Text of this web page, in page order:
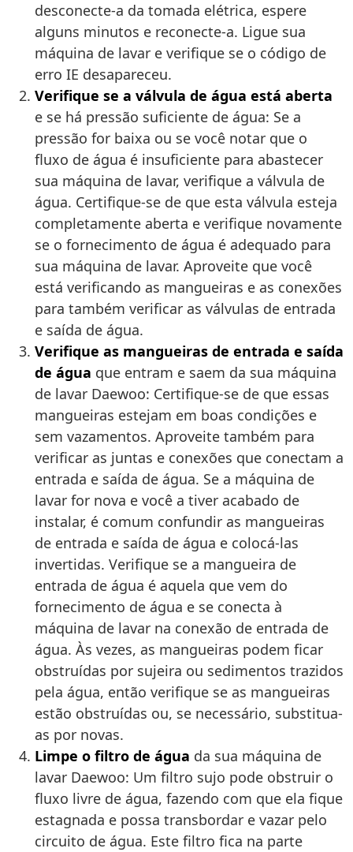
desconecte-a da tomada elétrica, espere
alguns minutos e reconecte-a. Ligue sua
máquina de lavar e verifique se o código de
erro IE desapareceu.
Verifique se a válvula de água está aberta
e se há pressão suficiente de água: Se a
pressão for baixa ou se você notar que o
fluxo de água é insuficiente para abastecer
sua máquina de lavar, verifique a válvula de
água. Certifique-se de que esta válvula esteja
completamente aberta e verifique novamente
se o fornecimento de água é adequado para
sua máquina de lavar. Aproveite que você
está verificando as mangueiras e as conexões
para também verificar as válvulas de entrada
e saída de água.
Verifique as mangueiras de entrada e saída
de água que entram e saem da sua máquina
de lavar Daewoo: Certifique-se de que essas
mangueiras estejam em boas condições e
sem vazamentos. Aproveite também para
verificar as juntas e conexões que conectam a
entrada e saída de água. Se a máquina de
lavar for nova e você a tiver acabado de
instalar, é comum confundir as mangueiras
de entrada e saída de água e colocá-las
invertidas. Verifique se a mangueira de
entrada de água é aquela que vem do
fornecimento de água e se conecta à
máquina de lavar na conexão de entrada de
água. Às vezes, as mangueiras podem ficar
obstruídas por sujeira ou sedimentos trazidos
pela água, então verifique se as mangueiras
estão obstruídas ou, se necessário, substitua-
as por novas.
Limpe o filtro de água da sua máquina de
lavar Daewoo: Um filtro sujo pode obstruir o
fluxo livre de água, fazendo com que ela fique
estagnada e possa transbordar e vazar pelo
circuito de água. Este filtro fica na parte